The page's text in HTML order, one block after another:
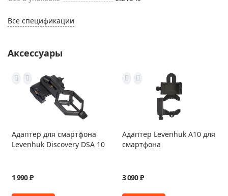
Все спецификации
Аксессуары
Адаптер для смартфона
Levenhuk Discovery DSA 10
1 990 ₽
Адаптер Levenhuk A10 для
смартфона
3 090 ₽